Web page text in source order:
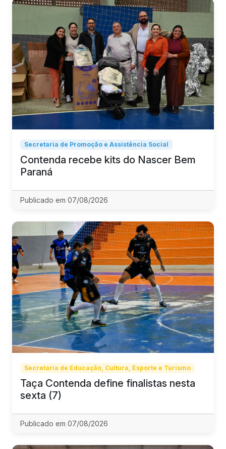
Secretaria de Promoção e Assistência Social
Contenda recebe kits do Nascer Bem
Paraná
Publicado em 07/08/2026
Secretaria de Educação, Cultura, Esporte e Turismo
Taça Contenda define finalistas nesta
sexta (7)
Publicado em 07/08/2026